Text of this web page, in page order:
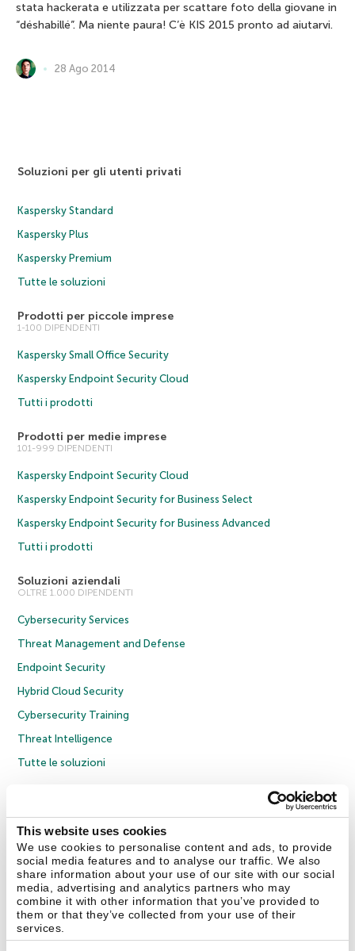
This website uses cookies
We use cookies to personalise content and ads, to provide
social media features and to analyse our traffic. We also
share information about your use of our site with our social
media, advertising and analytics partners who may
combine it with other information that you’ve provided to
them or that they’ve collected from your use of their
services.
stata hackerata e utilizzata per scattare foto della giovane in
“déshabillé”. Ma niente paura! C’è KIS 2015 pronto ad aiutarvi.
28 Ago 2014
Soluzioni per gli utenti privati
Kaspersky Standard
Kaspersky Plus
Kaspersky Premium
Tutte le soluzioni
Prodotti per piccole imprese
1-100 DIPENDENTI
Kaspersky Small Office Security
Kaspersky Endpoint Security Cloud
Tutti i prodotti
Prodotti per medie imprese
101-999 DIPENDENTI
Kaspersky Endpoint Security Cloud
Kaspersky Endpoint Security for Business Select
Kaspersky Endpoint Security for Business Advanced
Tutti i prodotti
Soluzioni aziendali
OLTRE 1.000 DIPENDENTI
Cybersecurity Services
Threat Management and Defense
Endpoint Security
Hybrid Cloud Security
Cybersecurity Training
Threat Intelligence
Tutte le soluzioni
Informativa sulla privacy
Policy anticorruzione
Contratto di licenza B2C
Cookies
Contatti Chi siamo Partner Blog Centro risorse Comunicati stampa
Securelist Eugene Personal Blog Encyclopedia